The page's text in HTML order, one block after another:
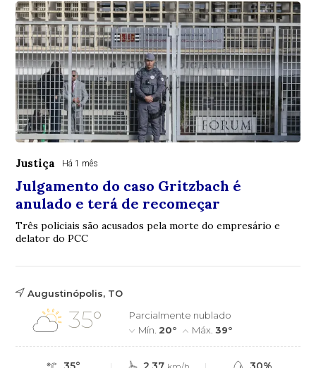
Justiça Há 1 mês
Julgamento do caso Gritzbach é
anulado e terá de recomeçar
Três policiais são acusados pela morte do empresário e
delator do PCC
Augustinópolis, TO
35°
Parcialmente nublado
Mín.20° Máx.39°